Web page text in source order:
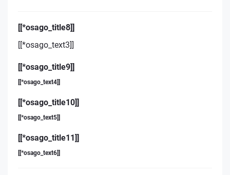
[[*osago_title8]]
[[*osago_text3]]
[[*osago_title9]]
[[*osago_text4]]
[[*osago_title10]]
[[*osago_text5]]
[[*osago_title11]]
[[*osago_text6]]